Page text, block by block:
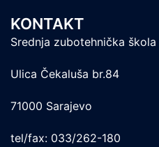
KONTAKT
Srednja zubotehnička škola
Ulica Čekaluša br.84
71000 Sarajevo
tel/fax: 033/262-180